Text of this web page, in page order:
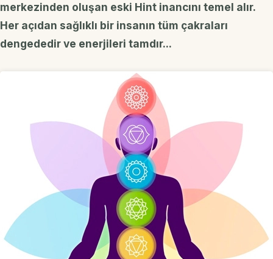
merkezinden oluşan eski Hint inancını temel alır.
Her açıdan sağlıklı bir insanın tüm çakraları
dengededir ve enerjileri tamdır...